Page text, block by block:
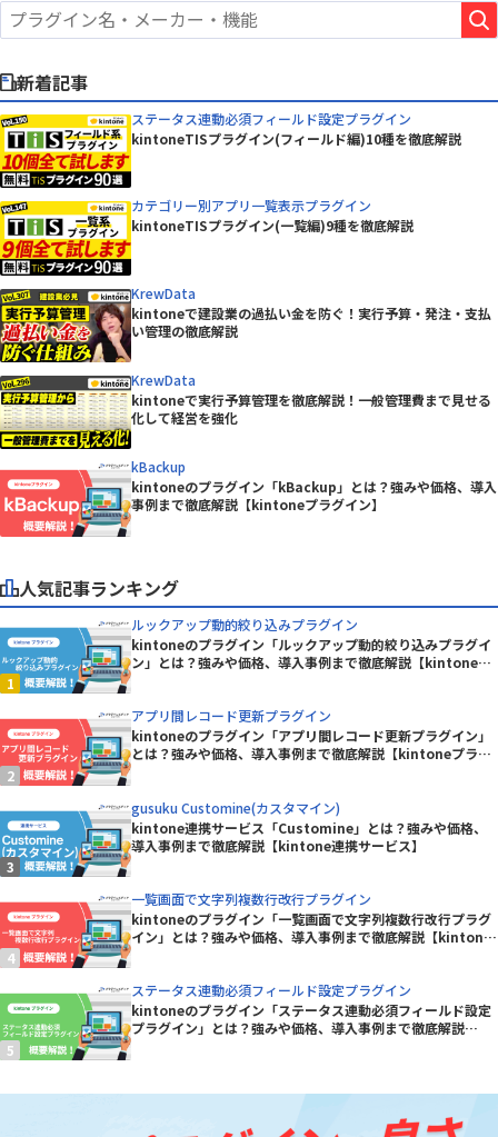
新着記事
ステータス連動必須フィールド設定プラグイン
kintoneTISプラグイン(フィールド編)10種を徹底解説
カテゴリー別アプリ一覧表示プラグイン
kintoneTISプラグイン(一覧編)9種を徹底解説
KrewData
kintoneで建設業の過払い金を防ぐ！実行予算・発注・支払
い管理の徹底解説
KrewData
kintoneで実行予算管理を徹底解説！一般管理費まで見せる
化して経営を強化
kBackup
kintoneのプラグイン「kBackup」とは？強みや価格、導入
事例まで徹底解説【kintoneプラグイン】
人気記事ランキング
ルックアップ動的絞り込みプラグイン
kintoneのプラグイン「ルックアップ動的絞り込みプラグイ
ン」とは？強みや価格、導入事例まで徹底解説【kintoneプ
アプリ間レコード更新プラグイン
kintoneのプラグイン「アプリ間レコード更新プラグイン」
とは？強みや価格、導入事例まで徹底解説【kintoneプラグ
gusuku Customine(カスタマイン)
kintone連携サービス「Customine」とは？強みや価格、
導入事例まで徹底解説【kintone連携サービス】
一覧画面で文字列複数行改行プラグイン
kintoneのプラグイン「一覧画面で文字列複数行改行プラグ
イン」とは？強みや価格、導入事例まで徹底解説【kintone
ステータス連動必須フィールド設定プラグイン
kintoneのプラグイン「ステータス連動必須フィールド設定
プラグイン」とは？強みや価格、導入事例まで徹底解説